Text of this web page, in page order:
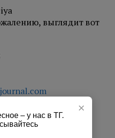
выглядит вот
×
– у нас в ТГ.